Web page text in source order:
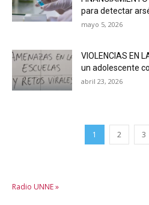
para detectar
mayo 5, 2026
VIOLENCIAS EN
un adolescente
abril 23, 2026
1 2 3
Radio UNNE »